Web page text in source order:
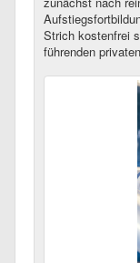
Strich kostenfrei
führenden